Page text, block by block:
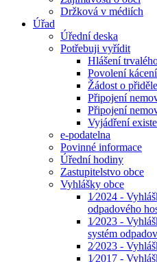
Držková v médiích
Úřad
Úřední deska
Potřebuji vyřídit
Hlášení
Povolení
Žádost o
Připojení
Připojení
Vyjádření
e-podatelna
Povinné informace
Úřední hodiny
Zastupitelstvo obce
Vyhlášky obce
1⁄2024 -
odpadového
1⁄2023 -
systém
2⁄2023 -
1⁄2017 -